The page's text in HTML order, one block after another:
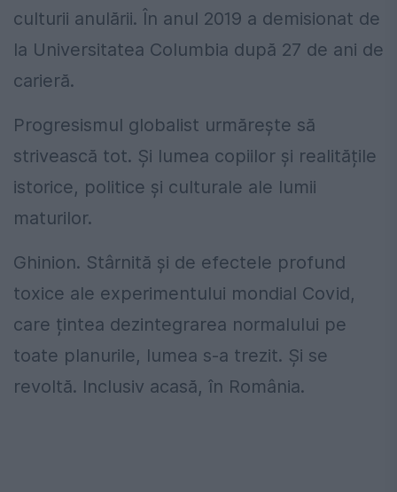
culturii anulării. În anul 2019 a demisionat de
la Universitatea Columbia după 27 de ani de
carieră.
Progresismul globalist urmărește să
strivească tot. Și lumea copiilor și realitățile
istorice, politice și culturale ale lumii
maturilor.
Ghinion. Stârnită și de efectele profund
toxice ale experimentului mondial Covid,
care țintea dezintegrarea normalului pe
toate planurile, lumea s-a trezit. Și se
revoltă. Inclusiv acasă, în România.